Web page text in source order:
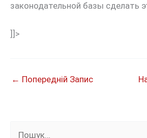
законодательной базы сделать
]]>
← Попередній Запис